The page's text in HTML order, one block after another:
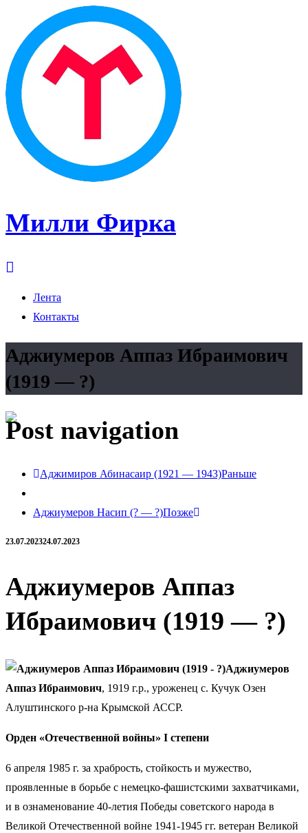
Милли Фирка
Лента
Контакты
Аджиумеров Аппаз Ибраимович
(1919 — ?)
Post navigation
Аджимиров Абинасаир (1921 — 1943)Раньше
Аджиумеров Насип (? — ?)Позже
23.07.202324.07.2023
Аджиумеров Аппаз
Ибраимович (1919 — ?)
Аджиумеров
Аппаз Ибраимович, 1919 г.р., уроженец с. Кучук Озен
Алуштинского р-на Крымской АССР.
Орден «Отечественной войны» I степени
6 апреля 1985 г. за храбрость, стойкость и мужество,
проявленные в борьбе с немецко-фашистскими захватчиками,
и в ознаменование 40-летия Победы советского народа в
Великой Отечественной войне 1941-1945 гг. ветеран Великой